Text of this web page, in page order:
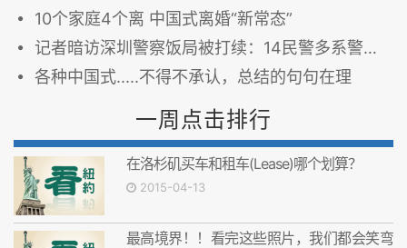
10个家庭4个离 中国式离婚“新常态”
记者暗访深圳警察饭局被打续：14民警多系警界高官
各种中国式.....不得不承认，总结的句句在理
一周点击排行
在洛杉矶买车和租车(Lease)哪个划算？
2015-04-13
最高境界！！看完这些照片，我们都会笑弯